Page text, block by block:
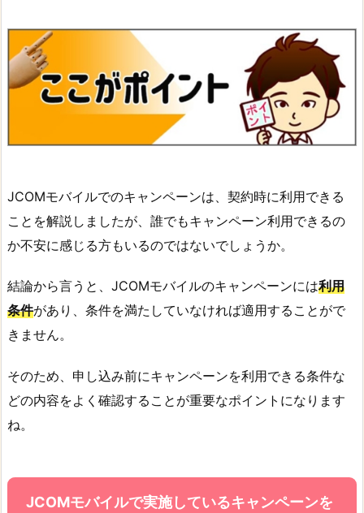
JCOMモバイルでのキャンペーンは、契約時に利用できる
ことを解説しましたが、誰でもキャンペーン利用できるの
か不安に感じる方もいるのではないでしょうか。
結論から言うと、JCOMモバイルのキャンペーンには利用
条件があり、条件を満たしていなければ適用することがで
きません。
そのため、申し込み前にキャンペーンを利用できる条件な
どの内容をよく確認することが重要なポイントになります
ね。
JCOMモバイルで実施しているキャンペーンを